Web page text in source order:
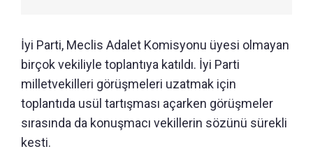
İyi Parti, Meclis Adalet Komisyonu üyesi olmayan
birçok vekiliyle toplantıya katıldı. İyi Parti
milletvekilleri görüşmeleri uzatmak için
toplantıda usül tartışması açarken görüşmeler
sırasında da konuşmacı vekillerin sözünü sürekli
kesti.